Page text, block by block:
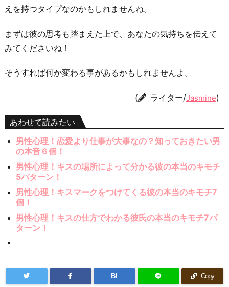
えを持つタイプなのかもしれませんね。
まずは彼の思考も踏まえた上で、あなたの気持ちを伝えて
みてくださいね！
そうすれば何か変わる事があるかもしれませんよ。
( ライター/Jasmine)
あわせて読みたい
男性心理！恋愛より仕事が大事なの？知っておきたい男
の本音６個！
男性心理！キスの場所によって分かる彼の本当のキモチ
5パターン！
男性心理！キスマークをつけてくる彼の本当のキモチ7
個！
男性心理！キスの仕方でわかる彼氏の本当のキモチ7パ
ターン！
B! Copy